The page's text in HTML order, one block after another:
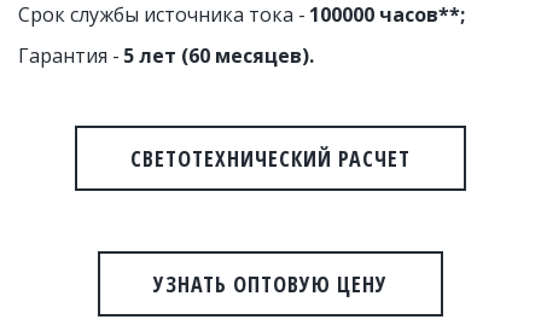
Срок службы источника тока - 100000 часов**;
Гарантия - 5 лет (60 месяцев).
СВЕТОТЕХНИЧЕСКИЙ РАСЧЕТ
УЗНАТЬ ОПТОВУЮ ЦЕНУ